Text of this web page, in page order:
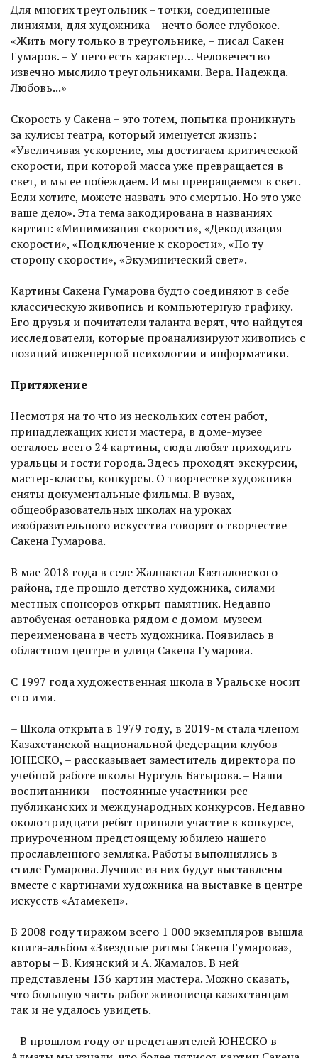
Для многих треугольник – точки, соединенные
линиями, для художника – нечто более глубокое.
«Жить могу только в треугольнике, – писал Сакен
Гумаров. – У него есть характер… Человечество
извечно мыслило треугольниками. Вера. Надежда.
Любовь...»
Скорость у Сакена – это тотем, попытка проникнуть
за кулисы театра, который именуется жизнь:
«Увеличивая ускорение, мы достигаем критической
скорости, при которой масса уже превращается в
свет, и мы ее побеждаем. И мы превращаемся в свет.
Если хотите, можете назвать это смертью. Но это уже
ваше дело». Эта тема закодирована в названиях
картин: «Минимизация скорости», «Декодизация
скорости», «Подключение к скорости», «По ту
сторону скорости», «Экуминический свет».
Картины Сакена Гумарова будто соединяют в себе
классическую живопись и компьютерную графику.
Его друзья и почитатели таланта верят, что найдутся
исследователи, которые проанализируют живопись с
позиций инженерной психологии и информатики.
Притяжение
Несмотря на то что из нескольких сотен работ,
принадлежащих кисти мастера, в доме-музее
осталось всего 24 картины, сюда любят приходить
уральцы и гости города. Здесь проходят экскурсии,
мастер-классы, конкурсы. О творчестве художника
сняты документальные фильмы. В вузах,
общеобразовательных школах на уроках
изобразительного искусства говорят о творчестве
Сакена Гумарова.
В мае 2018 года в селе Жалпактал Казталовского
района, где прошло детство художника, силами
местных спонсоров открыт памятник. Недавно
автобусная остановка рядом с домом-музеем
переименована в честь художника. Появилась в
областном центре и улица Сакена Гумарова.
С 1997 года художественная школа в Уральске носит
его имя.
– Школа открыта в 1979 году, в 2019-м стала членом
Казахстанской национальной федерации клубов
ЮНЕСКО, – рассказывает заместитель директора по
учебной работе школы Нургуль Батырова. – Наши
воспитанники – постоянные участники рес­
публиканских и международных конкурсов. Недавно
около тридцати ребят приняли участие в конкурсе,
приуроченном предстоящему юбилею нашего
прославленного земляка. Работы выполнялись в
стиле Гумарова. Лучшие из них будут выставлены
вместе с картинами художника на выставке в центре
искусств «Атамекен».
В 2008 году тиражом всего 1 000 экземпляров вышла
книга-альбом «Звездные ритмы Сакена Гумарова»,
авторы – В. Киянский и А. Жамалов. В ней
представлены 136 картин мастера. Можно сказать,
что большую часть работ живописца казахстанцам
так и не удалось увидеть.
– В прошлом году от представителей ЮНЕСКО в